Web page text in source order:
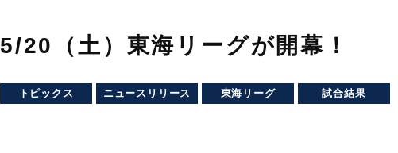
5/20（土）東海リーグが開幕！
トピックス ニュースリリース 東海リーグ 試合結果